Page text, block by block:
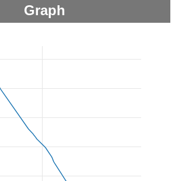
Graph